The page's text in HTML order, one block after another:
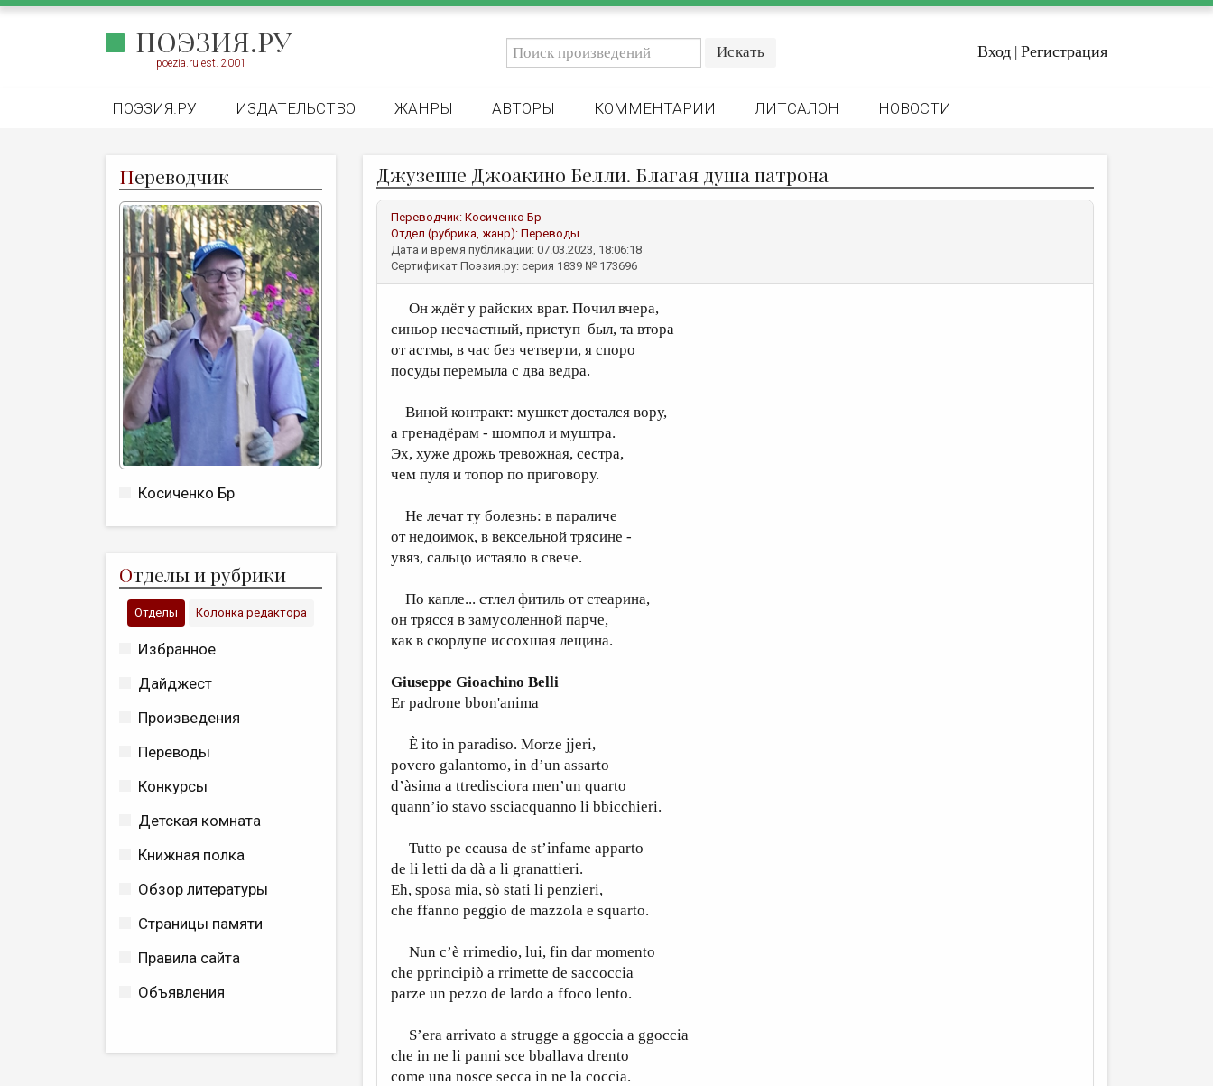
ПОЭЗИЯ.РУ
poezia.ru est. 2001
Вход | Регистрация
ПОЭЗИЯ.РУ ИЗДАТЕЛЬСТВО ЖАНРЫ АВТОРЫ КОММЕНТАРИИ ЛИТСАЛОН НОВОСТИ
Переводчик
Косиченко Бр
Отделы и рубрики
Отделы Колонка редактора
Избранное
Дайджест
Произведения
Переводы
Конкурсы
Детская комната
Книжная полка
Обзор литературы
Страницы памяти
Правила сайта
Объявления
Джузеппе Джоакино Белли. Благая душа патрона
Переводчик: Косиченко Бр
Отдел (рубрика, жанр): Переводы
Дата и время публикации: 07.03.2023, 18:06:18
Сертификат Поэзия.ру: серия 1839 № 173696
Он ждёт у райских врат. Почил вчера,
синьор несчастный, приступ был, та втора
от астмы, в час без четверти, я споро
посуды перемыла с два ведра.
Виной контракт: мушкет достался вору,
а гренадёрам - шомпол и муштра.
Эх, хуже дрожь тревожная, сестра,
чем пуля и топор по приговору.
Не лечат ту болезнь: в параличе
от недоимок, в вексельной трясине -
увяз, сальцо истаяло в свече.
По капле... стлел фитиль от стеарина,
он трясся в замусоленной парче,
как в скорлупе иссохшая лещина.
Giuseppe Gioachino Belli
Er padrone bbon'anima
È ito in paradiso. Morze jjeri,
povero galantomo, in d’un assarto
d’àsima a ttredisciora men’un quarto
quann’io stavo ssciacquanno li bbicchieri.
Tutto pe ccausa de st’infame apparto
de li letti da dà a li granattieri.
Eh, sposa mia, sò stati li penzieri,
che ffanno peggio de mazzola e squarto.
Nun c’è rrimedio, lui, fin dar momento
che pprincipiò a rrimette de saccoccia
parze un pezzo de lardo a ffoco lento.
S’era arrivato a strugge a ggoccia a ggoccia
che in ne li panni sce bballava drento
come una nosce secca in ne la coccia.